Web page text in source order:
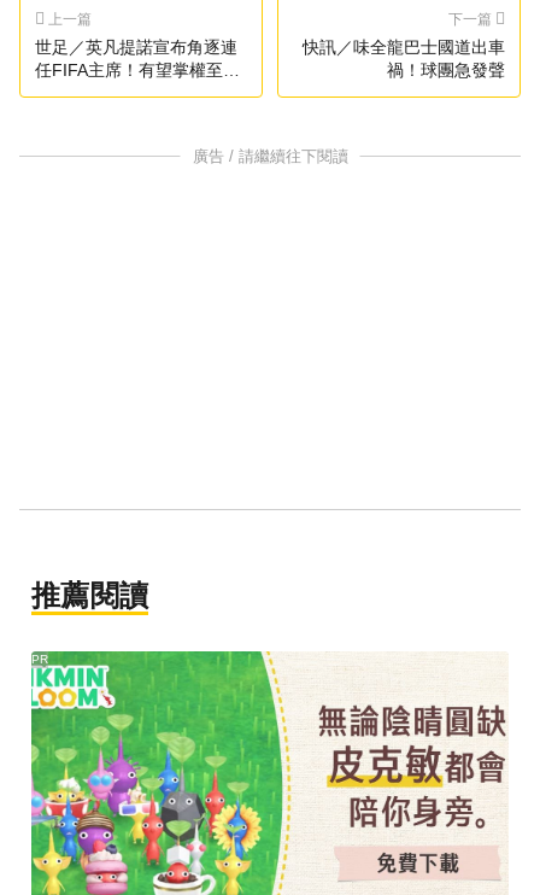
上一篇
世足／英凡提諾宣布角逐連
任FIFA主席！有望掌權至
2031年
下一篇
快訊／味全龍巴士國道出車
禍！球團急發聲
廣告 / 請繼續往下閱讀
推薦閱讀
PR